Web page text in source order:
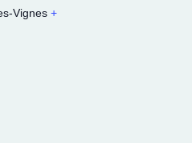
Vignes +